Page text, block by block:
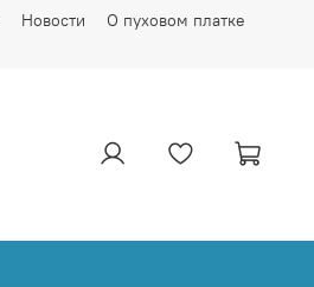
Новости О пуховом платке